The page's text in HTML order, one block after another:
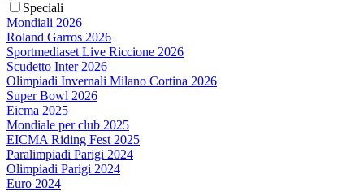
Speciali
Mondiali 2026
Roland Garros 2026
Sportmediaset Live Riccione 2026
Scudetto Inter 2026
Olimpiadi Invernali Milano Cortina 2026
Super Bowl 2026
Eicma 2025
Mondiale per club 2025
EICMA Riding Fest 2025
Paralimpiadi Parigi 2024
Olimpiadi Parigi 2024
Euro 2024